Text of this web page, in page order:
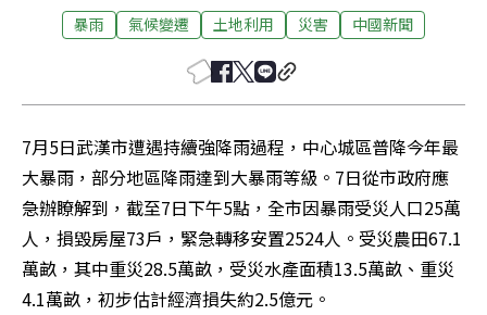
暴雨 氣候變遷 土地利用 災害 中國新聞
7月5日武漢市遭遇持續強降雨過程，中心城區普降今年最
大暴雨，部分地區降雨達到大暴雨等級。7日從市政府應
急辦瞭解到，截至7日下午5點，全市因暴雨受災人口25萬
人，損毀房屋73戶，緊急轉移安置2524人。受災農田67.1
萬畝，其中重災28.5萬畝，受災水產面積13.5萬畝、重災
4.1萬畝，初步估計經濟損失約2.5億元。